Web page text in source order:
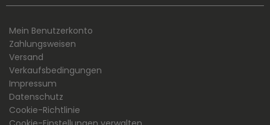
Mein Benutzerkonto
Zahlungsweisen
Versand
Verkaufsbedingungen
Impressum
Datenschutz
Cookie-Richtlinie